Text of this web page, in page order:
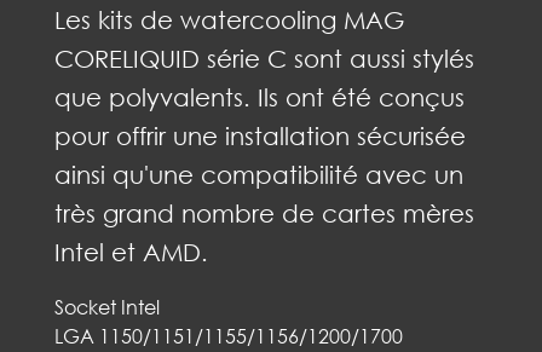
Les kits de watercooling MAG
CORELIQUID série C sont aussi stylés
que polyvalents. Ils ont été conçus
pour offrir une installation sécurisée
ainsi qu'une compatibilité avec un
très grand nombre de cartes mères
Intel et AMD.
Socket Intel
LGA 1150/1151/1155/1156/1200/1700